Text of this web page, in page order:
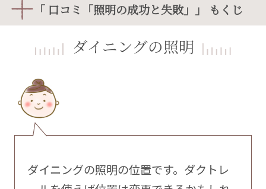
「 口コミ「照明の成功と失敗」」 もくじ
ダイニングの照明
ダイニングの照明の位置です。ダクトレ